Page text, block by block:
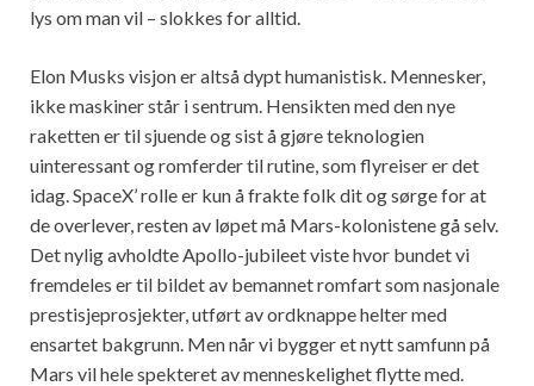
lys om man vil – slokkes for alltid.
Elon Musks visjon er altså dypt humanistisk. Mennesker,
ikke maskiner står i sentrum. Hensikten med den nye
raketten er til sjuende og sist å gjøre teknologien
uinteressant og romferder til rutine, som flyreiser er det
idag. SpaceX’ rolle er kun å frakte folk dit og sørge for at
de overlever, resten av løpet må Mars-kolonistene gå selv.
Det nylig avholdte Apollo-jubileet viste hvor bundet vi
fremdeles er til bildet av bemannet romfart som nasjonale
prestisjeprosjekter, utført av ordknappe helter med
ensartet bakgrunn. Men når vi bygger et nytt samfunn på
Mars vil hele spekteret av menneskelighet flytte med.